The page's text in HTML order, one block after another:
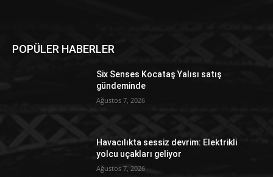
POPÜLER HABERLER
Six Senses Kocataş Yalısı satış
gündeminde
Ağustos 7, 2026
Havacılıkta sessiz devrim: Elektrikli
yolcu uçakları geliyor
Ağustos 7, 2026